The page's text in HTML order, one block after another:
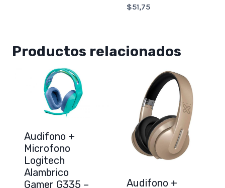
$51,75
Productos relacionados
Audifono +
Microfono
Logitech
Alambrico
Gamer G335 –
Audifono +